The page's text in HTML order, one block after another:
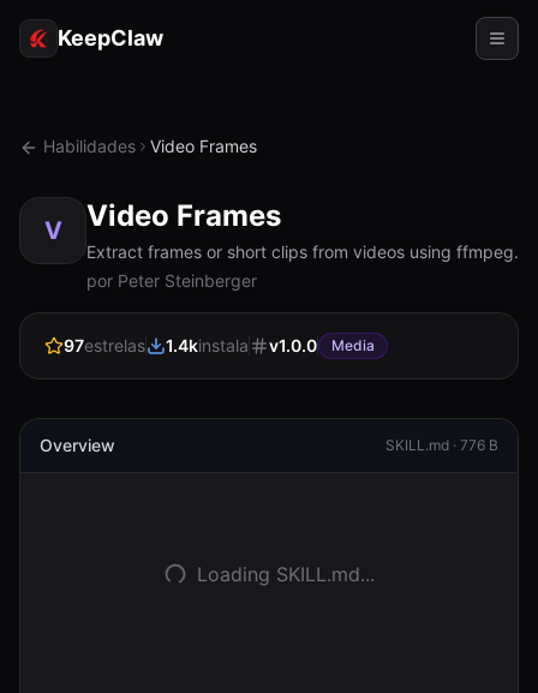
KeepClaw
Acesso ao token
Casos de uso
Preços
RECURSOS
Comparar
Entrar
Habilidades Video Frames
V Video Frames
Extract frames or short clips from videos using ffmpeg.
por Peter Steinberger
97estrelas 1.4kinstala v1.0.0 Media
Overview SKILL.md · 776 B
Loading SKILL.md...